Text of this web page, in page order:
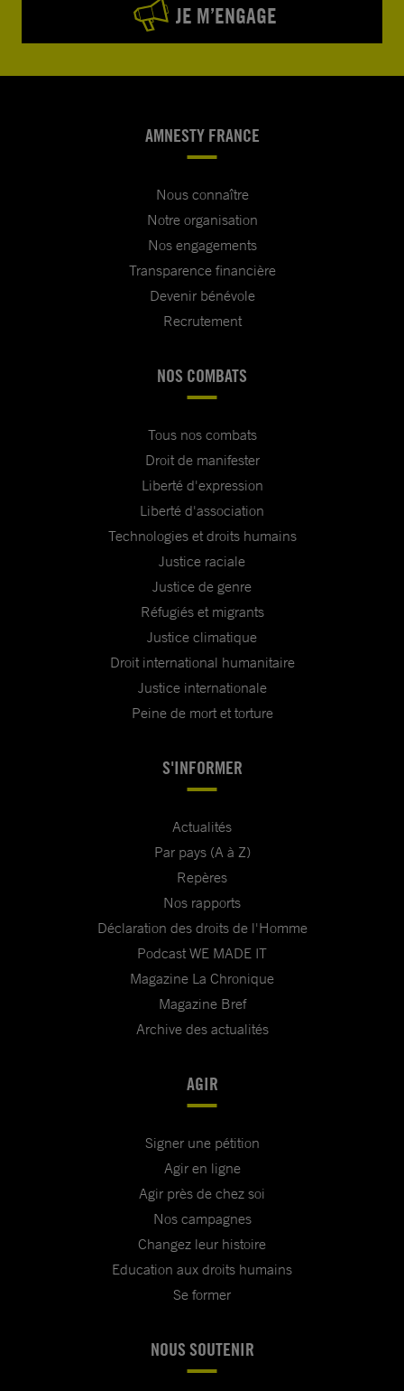
JE M’ENGAGE
AMNESTY FRANCE
Nous connaître
Notre organisation
Nos engagements
Transparence financière
Devenir bénévole
Recrutement
NOS COMBATS
Tous nos combats
Droit de manifester
Liberté d'expression
Liberté d'association
Technologies et droits humains
Justice raciale
Justice de genre
Réfugiés et migrants
Justice climatique
Droit international humanitaire
Justice internationale
Peine de mort et torture
S'INFORMER
Actualités
Par pays (A à Z)
Repères
Nos rapports
Déclaration des droits de l'Homme
Podcast WE MADE IT
Magazine La Chronique
Magazine Bref
Archive des actualités
AGIR
Signer une pétition
Agir en ligne
Agir près de chez soi
Nos campagnes
Changez leur histoire
Education aux droits humains
Se former
NOUS SOUTENIR